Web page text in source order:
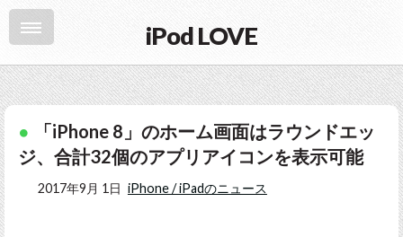
iPod LOVE
「iPhone 8」のホーム画面はラウンドエッ
ジ、合計32個のアプリアイコンを表示可能
2017年9月 1日 iPhone / iPadのニュース